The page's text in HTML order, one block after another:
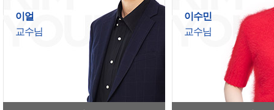
이얼
교수님
이수민
교수님